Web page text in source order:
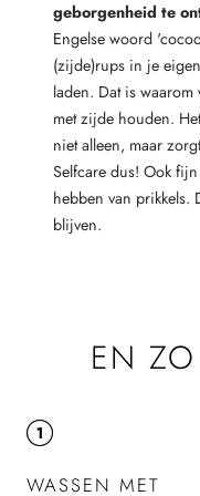
geborgenheid te
Engelse woord
(zijde)rups in je
laden. Dat is
met zijde houden.
niet alleen, maar
Selfcare dus! Ook
hebben van prikkels.
blijven.
EN
WASSEN MET